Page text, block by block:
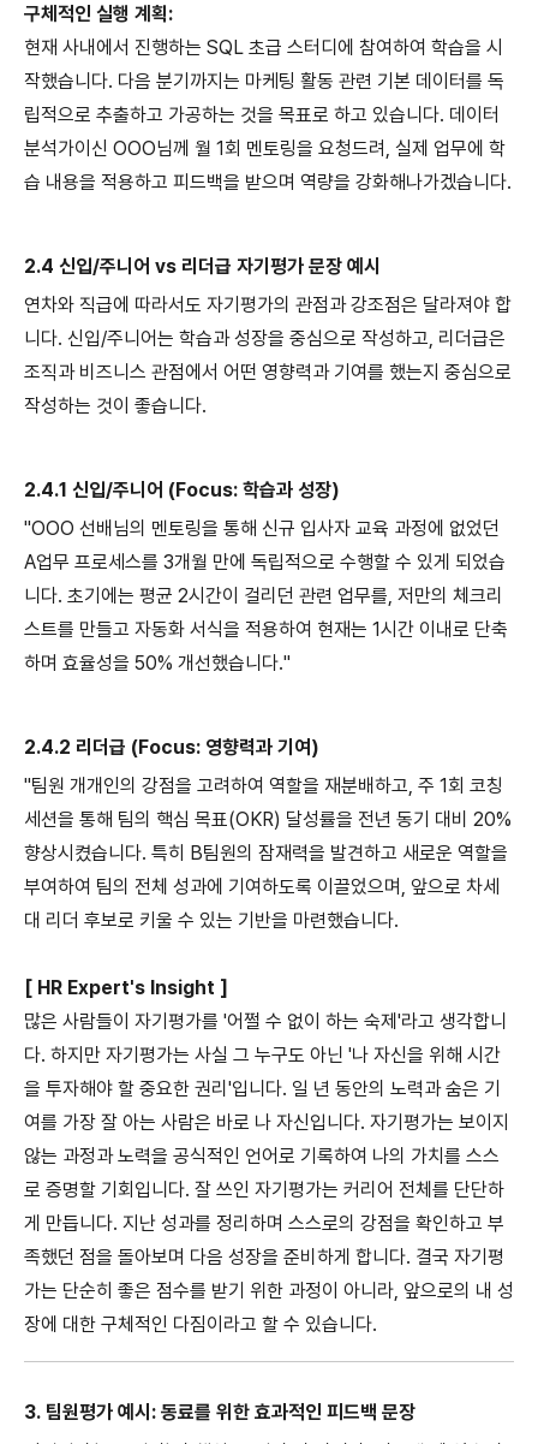
구체적인 실행 계획:
현재 사내에서 진행하는 SQL 초급 스터디에 참여하여 학습을 시
작했습니다. 다음 분기까지는 마케팅 활동 관련 기본 데이터를 독
립적으로 추출하고 가공하는 것을 목표로 하고 있습니다. 데이터
분석가이신 OOO님께 월 1회 멘토링을 요청드려, 실제 업무에 학
습 내용을 적용하고 피드백을 받으며 역량을 강화해나가겠습니다.
2.4 신입/주니어 vs 리더급 자기평가 문장 예시
연차와 직급에 따라서도 자기평가의 관점과 강조점은 달라져야 합
니다. 신입/주니어는 학습과 성장을 중심으로 작성하고, 리더급은
조직과 비즈니스 관점에서 어떤 영향력과 기여를 했는지 중심으로
작성하는 것이 좋습니다.
2.4.1 신입/주니어 (Focus: 학습과 성장)
"OOO 선배님의 멘토링을 통해 신규 입사자 교육 과정에 없었던
A업무 프로세스를 3개월 만에 독립적으로 수행할 수 있게 되었습
니다. 초기에는 평균 2시간이 걸리던 관련 업무를, 저만의 체크리
스트를 만들고 자동화 서식을 적용하여 현재는 1시간 이내로 단축
하며 효율성을 50% 개선했습니다."
2.4.2 리더급 (Focus: 영향력과 기여)
"팀원 개개인의 강점을 고려하여 역할을 재분배하고, 주 1회 코칭
세션을 통해 팀의 핵심 목표(OKR) 달성률을 전년 동기 대비 20%
향상시켰습니다. 특히 B팀원의 잠재력을 발견하고 새로운 역할을
부여하여 팀의 전체 성과에 기여하도록 이끌었으며, 앞으로 차세
대 리더 후보로 키울 수 있는 기반을 마련했습니다.
[ HR Expert's Insight ]
많은 사람들이 자기평가를 '어쩔 수 없이 하는 숙제'라고 생각합니
다. 하지만 자기평가는 사실 그 누구도 아닌 '나 자신을 위해 시간
을 투자해야 할 중요한 권리'입니다. 일 년 동안의 노력과 숨은 기
여를 가장 잘 아는 사람은 바로 나 자신입니다. 자기평가는 보이지
않는 과정과 노력을 공식적인 언어로 기록하여 나의 가치를 스스
로 증명할 기회입니다. 잘 쓰인 자기평가는 커리어 전체를 단단하
게 만듭니다. 지난 성과를 정리하며 스스로의 강점을 확인하고 부
족했던 점을 돌아보며 다음 성장을 준비하게 합니다. 결국 자기평
가는 단순히 좋은 점수를 받기 위한 과정이 아니라, 앞으로의 내 성
장에 대한 구체적인 다짐이라고 할 수 있습니다.
3. 팀원평가 예시: 동료를 위한 효과적인 피드백 문장